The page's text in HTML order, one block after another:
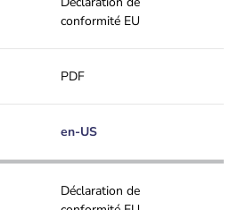
conformité EU
PDF
en-US
Déclaration de